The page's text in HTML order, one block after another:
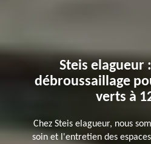
Steis elagueur
débroussaillage
verts à
Chez Steis elagueur, nous
soin et l'entretien des